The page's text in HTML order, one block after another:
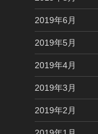
2019年6月
2019年5月
2019年4月
2019年3月
2019年2月